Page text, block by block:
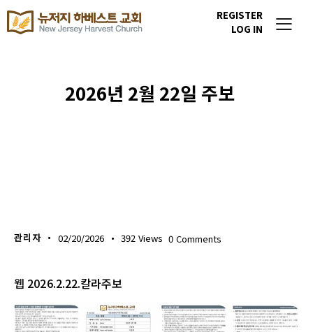
REGISTER
LOG IN
2026년 2월 22일 주보
관리자 02/20/2026 392 Views 0 Comments
웹 2026.2.22.칼라주보